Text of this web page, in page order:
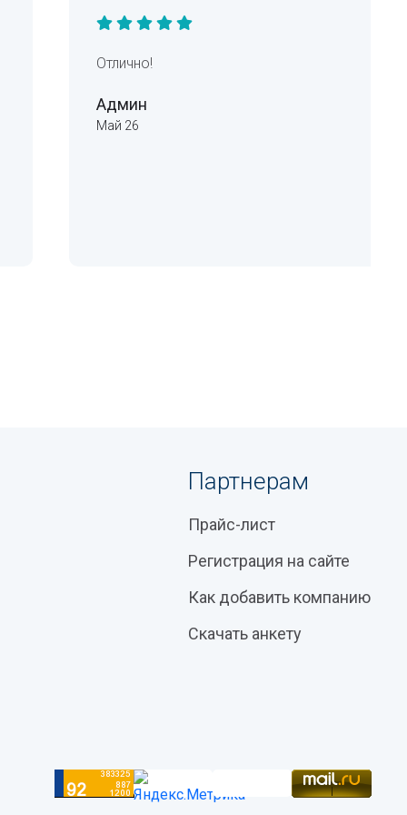
Отлично!
Админ
Май 26
Партнерам
Прайс-лист
Регистрация на сайте
Как добавить компанию
Скачать анкету